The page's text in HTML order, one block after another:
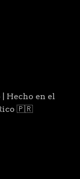
Hecho en el
🇵🇷